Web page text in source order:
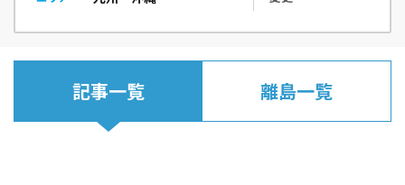
記事一覧 離島一覧